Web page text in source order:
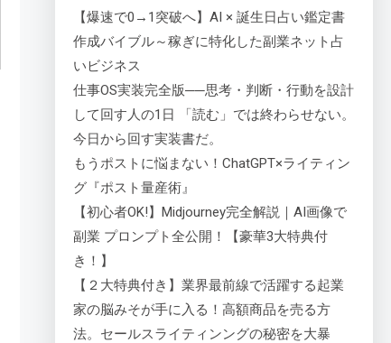
【爆速で0→1突破へ】AI × 誕生日占い鑑定書
作成バイブル～稼ぎに特化した副業ネット占
いビジネス
仕事OS実装完全版──思考・判断・行動を設計
して回す人の1日 「読む」では終わらせない。
今日から回す実装書だ。
もうポストに悩まない！ChatGPT×ライティン
グ『ポスト量産術』
【初心者OK!】Midjourney完全解説｜AI画像で
副業 プロンプト全公開！【豪華3大特典付
き！】
【２大特典付き】業界最前線で活躍する起業
家の脳みそが手に入る！高額商品を売る方
法。セールスライティンングの秘密を大暴